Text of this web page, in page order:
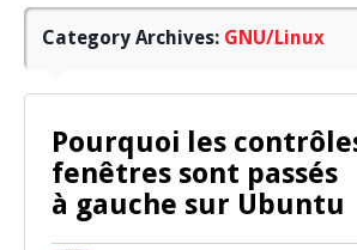
Category Archives: GNU/Linux
Pourquoi les
fenêtres sont passés
à gauche sur Ubuntu